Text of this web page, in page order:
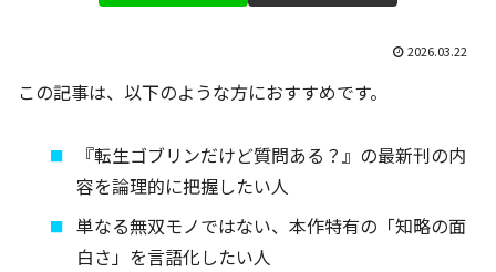
2026.03.22
この記事は、以下のような方におすすめです。
『転生ゴブリンだけど質問ある？』の最新刊の内
容を論理的に把握したい人
単なる無双モノではない、本作特有の「知略の面
白さ」を言語化したい人